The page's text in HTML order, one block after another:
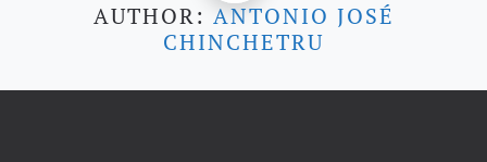
AUTHOR: ANTONIO JOSÉ
CHINCHETRU